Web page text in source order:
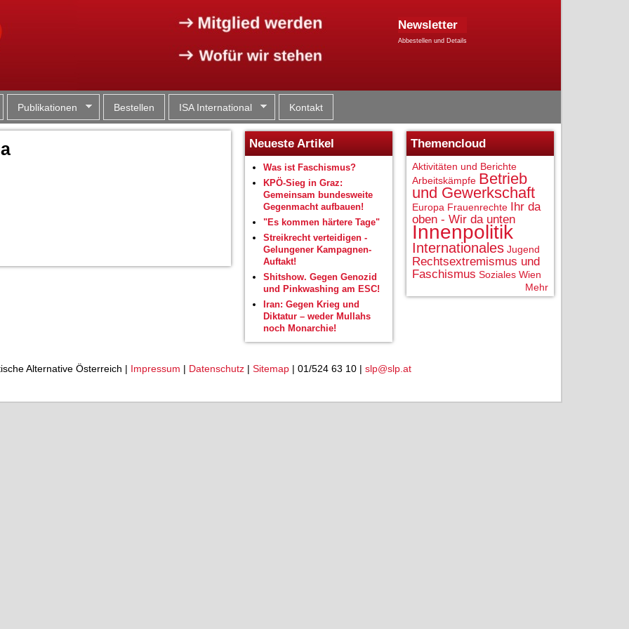
Newsletter
Abbestellen und Details
Publikationen Bestellen ISA International Kontakt
Neueste Artikel
Was ist Faschismus?
KPÖ-Sieg in Graz:
Gemeinsam bundesweite
Gegenmacht aufbauen!
"Es kommen härtere Tage"
Streikrecht verteidigen -
Gelungener Kampagnen-
Auftakt!
Shitshow. Gegen Genozid
und Pinkwashing am ESC!
Iran: Gegen Krieg und
Diktatur – weder Mullahs
noch Monarchie!
Themencloud
Aktivitäten und Berichte
Arbeitskämpfe Betrieb
und Gewerkschaft
Europa Frauenrechte Ihr da
oben - Wir da unten
Innenpolitik
Internationales Jugend
Rechtsextremismus und
Faschismus Soziales Wien
Mehr
Alternative Österreich | Impressum | Datenschutz | Sitemap | 01/524 63 10 | slp@slp.at